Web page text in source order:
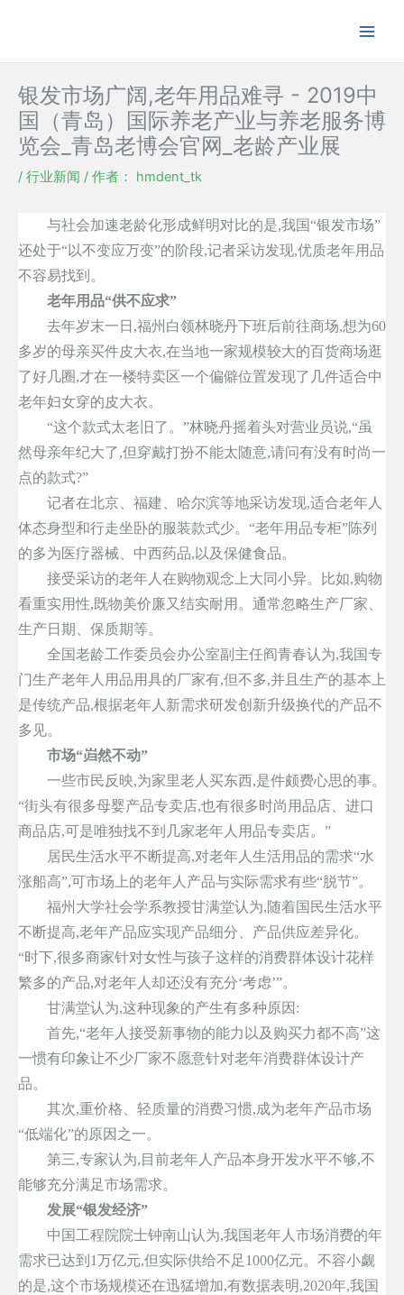
内
银发市场广阔,老年用品难寻 - 2019中
国（青岛）国际养老产业与养老服务博
览会_青岛老博会官网_老龄产业展
/ 行业新闻 / 作者： hmdent_tk
与社会加速老龄化形成鲜明对比的是,我国“银发市场”
还处于“以不变应万变”的阶段,记者采访发现,优质老年用品
不容易找到。
老年用品“供不应求”
去年岁末一日,福州白领林晓丹下班后前往商场,想为60
多岁的母亲买件皮大衣,在当地一家规模较大的百货商场逛
了好几圈,才在一楼特卖区一个偏僻位置发现了几件适合中
老年妇女穿的皮大衣。
“这个款式太老旧了。”林晓丹摇着头对营业员说,“虽
然母亲年纪大了,但穿戴打扮不能太随意,请问有没有时尚一
点的款式?”
记者在北京、福建、哈尔滨等地采访发现,适合老年人
体态身型和行走坐卧的服装款式少。“老年用品专柜”陈列
的多为医疗器械、中西药品,以及保健食品。
接受采访的老年人在购物观念上大同小异。比如,购物
看重实用性,既物美价廉又结实耐用。通常忽略生产厂家、
生产日期、保质期等。
全国老龄工作委员会办公室副主任阎青春认为,我国专
门生产老年人用品用具的厂家有,但不多,并且生产的基本上
是传统产品,根据老年人新需求研发创新升级换代的产品不
多见。
市场“岿然不动”
一些市民反映,为家里老人买东西,是件颇费心思的事。
“街头有很多母婴产品专卖店,也有很多时尚用品店、进口
商品店,可是唯独找不到几家老年人用品专卖店。”
居民生活水平不断提高,对老年人生活用品的需求“水
涨船高”,可市场上的老年人产品与实际需求有些“脱节”。
福州大学社会学系教授甘满堂认为,随着国民生活水平
不断提高,老年产品应实现产品细分、产品供应差异化。
“时下,很多商家针对女性与孩子这样的消费群体设计花样
繁多的产品,对老年人却还没有充分‘考虑’”。
甘满堂认为,这种现象的产生有多种原因:
首先,“老年人接受新事物的能力以及购买力都不高”这
一惯有印象让不少厂家不愿意针对老年消费群体设计产
品。
其次,重价格、轻质量的消费习惯,成为老年产品市场
“低端化”的原因之一。
第三,专家认为,目前老年人产品本身开发水平不够,不
能够充分满足市场需求。
发展“银发经济”
中国工程院院士钟南山认为,我国老年人市场消费的年
需求已达到1万亿元,但实际供给不足1000亿元。不容小觑
的是,这个市场规模还在迅猛增加,有数据表明,2020年,我国